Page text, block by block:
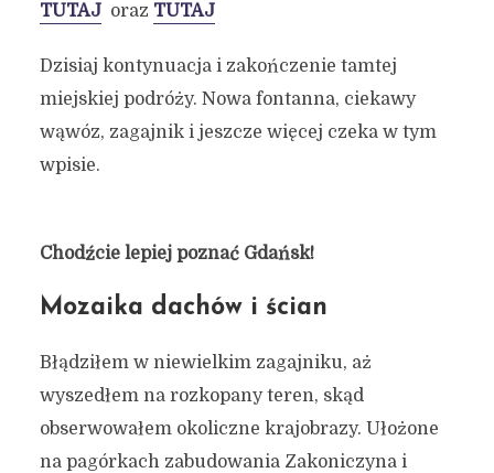
TUTAJoraz TUTAJ
Dzisiaj kontynuacja i zakończenie tamtej
miejskiej podróży. Nowa fontanna, ciekawy
wąwóz, zagajnik i jeszcze więcej czeka w tym
wpisie.
Chodźcie lepiej poznać Gdańsk!
Mozaika dachów i ścian
Błądziłem w niewielkim zagajniku, aż
wyszedłem na rozkopany teren, skąd
obserwowałem okoliczne krajobrazy. Ułożone
na pagórkach zabudowania Zakoniczyna i